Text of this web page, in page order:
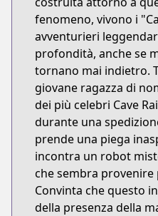
fenomeno, vivono i
avventurieri
profondità, anche se
tornano mai indietro.
giovane ragazza di
dei più celebri Cave
durante una
prende una piega
incontra un robot
che sembra
Convinta che questo
della presenza della